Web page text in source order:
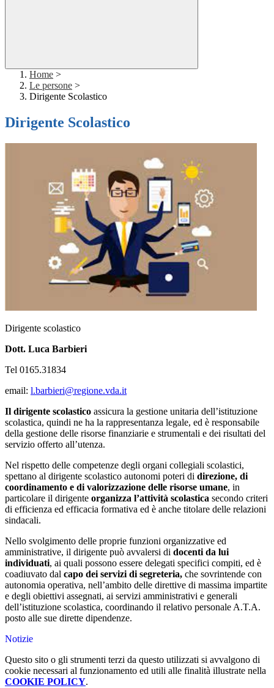
Home >
Le persone >
Dirigente Scolastico
Dirigente Scolastico
Dirigente scolastico
Dott. Luca Barbieri
Tel 0165.31834
email: l.barbieri@regione.vda.it
Il dirigente scolastico assicura la gestione unitaria dell’istituzione
scolastica, quindi ne ha la rappresentanza legale, ed è responsabile
della gestione delle risorse finanziarie e strumentali e dei risultati del
servizio offerto all’utenza.
Nel rispetto delle competenze degli organi collegiali scolastici,
spettano al dirigente scolastico autonomi poteri di direzione, di
coordinamento e di valorizzazione delle risorse umane, in
particolare il dirigente organizza l’attività scolastica secondo criteri
di efficienza ed efficacia formativa ed è anche titolare delle relazioni
sindacali.
Nello svolgimento delle proprie funzioni organizzative ed
amministrative, il dirigente può avvalersi di docenti da lui
individuati, ai quali possono essere delegati specifici compiti, ed è
coadiuvato dal capo dei servizi di segreteria, che sovrintende con
autonomia operativa, nell’ambito delle direttive di massima impartite
e degli obiettivi assegnati, ai servizi amministrativi e generali
dell’istituzione scolastica, coordinando il relativo personale A.T.A.
posto alle sue dirette dipendenze.
Notizie
Questo sito o gli strumenti terzi da questo utilizzati si avvalgono di
cookie necessari al funzionamento ed utili alle finalità illustrate nella
COOKIE POLICY.